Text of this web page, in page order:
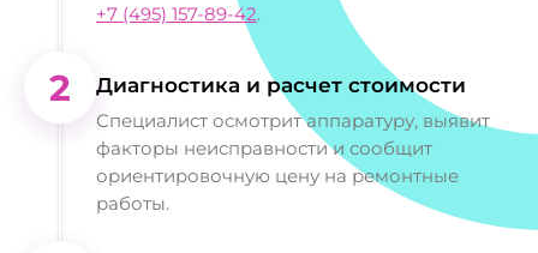
+7 (495) 157-89-42.
2 Диагностика и расчет стоимости
Специалист осмотрит аппаратуру, выявит
факторы неисправности и сообщит
ориентировочную цену на ремонтные
работы.